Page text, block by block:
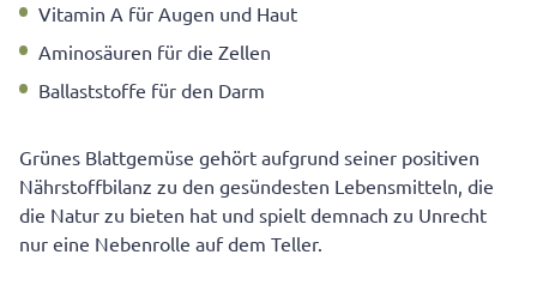
Vitamin A für Augen und Haut
Aminosäuren für die Zellen
Ballaststoffe für den Darm
Grünes Blattgemüse gehört aufgrund seiner positiven
Nährstoffbilanz zu den gesündesten Lebensmitteln, die
die Natur zu bieten hat und spielt demnach zu Unrecht
nur eine Nebenrolle auf dem Teller.